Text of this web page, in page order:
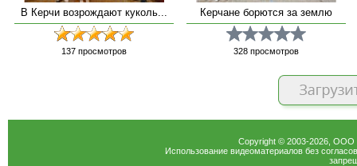
В Керчи возрождают куколь...
137 просмотров
Керчане борются за землю
328 просмотров
Copyright © 2003-2026, ООО
Использование видеоматериалов без